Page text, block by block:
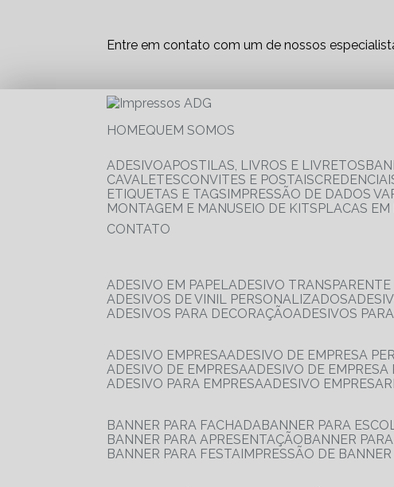
Entre em contato com um de nossos
HOME
QUEM SOMOS
ADESIVO
APOSTILAS, LIVROS E LIVRETOS
CAVALETES
CONVITES E POSTAIS
ETIQUETAS E TAGS IMPRESSÃO DE DADOS
MONTAGEM E MANUSEIO DE KITS
PLACAS
CONTATO
ADESIVO EM PAPEL
ADESIVO
ADESIVOS DE VINIL PERSONALIZADOS
ADESIVOS PARA DECORAÇÃO
ADESIVOS
ADESIVO EMPRESA
ADESIVO DE EMPRESA
ADESIVO DE EMPRESA
ADESIVO DE
ADESIVO PARA EMPRESA
ADESIVO
BANNER PARA FACHADA
BANNER PARA
BANNER PARA APRESENTAÇÃO
BANNER
BANNER PARA FESTA IMPRESSÃO DE BANNER